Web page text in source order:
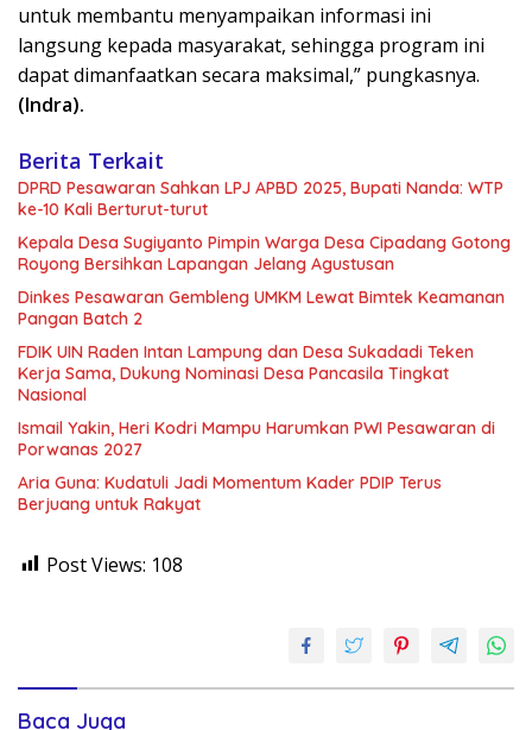
untuk membantu menyampaikan informasi ini
langsung kepada masyarakat, sehingga program ini
dapat dimanfaatkan secara maksimal,” pungkasnya.
(Indra).
Berita Terkait
DPRD Pesawaran Sahkan LPJ APBD 2025, Bupati Nanda: WTP
ke-10 Kali Berturut-turut
Kepala Desa Sugiyanto Pimpin Warga Desa Cipadang Gotong
Royong Bersihkan Lapangan Jelang Agustusan
Dinkes Pesawaran Gembleng UMKM Lewat Bimtek Keamanan
Pangan Batch 2
FDIK UIN Raden Intan Lampung dan Desa Sukadadi Teken
Kerja Sama, Dukung Nominasi Desa Pancasila Tingkat
Nasional
Ismail Yakin, Heri Kodri Mampu Harumkan PWI Pesawaran di
Porwanas 2027
Aria Guna: Kudatuli Jadi Momentum Kader PDIP Terus
Berjuang untuk Rakyat
Post Views: 108
Baca Juga